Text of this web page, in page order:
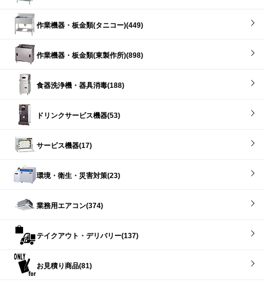
作業機器・板金類(タニコー)(449)
作業機器・板金類(東製作所)(898)
食器洗浄機・器具消毒(188)
ドリンクサービス機器(53)
サービス機器(17)
環境・衛生・災害対策(23)
業務用エアコン(374)
テイクアウト・デリバリー(137)
お見積り商品(81)